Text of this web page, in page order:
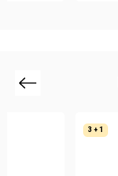
Previous
3 + 1